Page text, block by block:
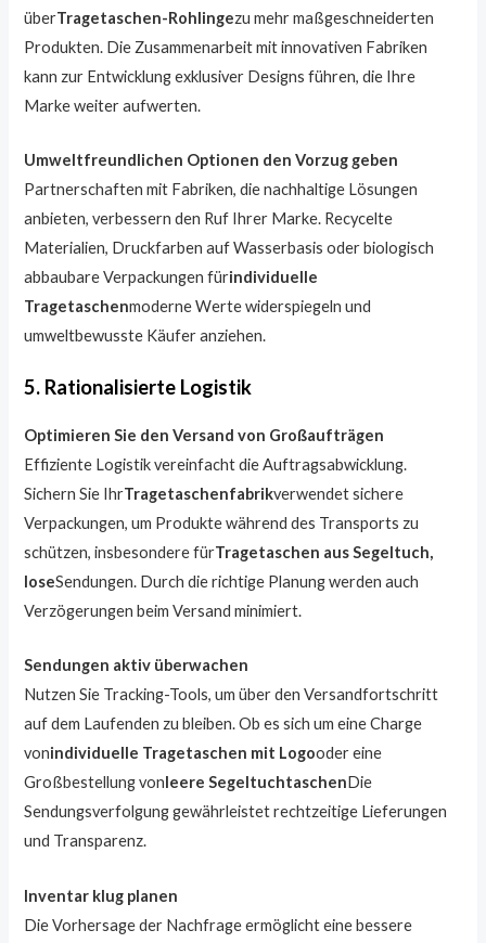
überTragetaschen-Rohlingezu mehr maßgeschneiderten
Produkten. Die Zusammenarbeit mit innovativen Fabriken
kann zur Entwicklung exklusiver Designs führen, die Ihre
Marke weiter aufwerten.
Umweltfreundlichen Optionen den Vorzug geben
Partnerschaften mit Fabriken, die nachhaltige Lösungen
anbieten, verbessern den Ruf Ihrer Marke. Recycelte
Materialien, Druckfarben auf Wasserbasis oder biologisch
abbaubare Verpackungen fürindividuelle
Tragetaschenmoderne Werte widerspiegeln und
umweltbewusste Käufer anziehen.
5. Rationalisierte Logistik
Optimieren Sie den Versand von Großaufträgen
Effiziente Logistik vereinfacht die Auftragsabwicklung.
Sichern Sie IhrTragetaschenfabrikverwendet sichere
Verpackungen, um Produkte während des Transports zu
schützen, insbesondere fürTragetaschen aus Segeltuch,
loseSendungen. Durch die richtige Planung werden auch
Verzögerungen beim Versand minimiert.
Sendungen aktiv überwachen
Nutzen Sie Tracking-Tools, um über den Versandfortschritt
auf dem Laufenden zu bleiben. Ob es sich um eine Charge
vonindividuelle Tragetaschen mit Logooder eine
Großbestellung vonleere SegeltuchtaschenDie
Sendungsverfolgung gewährleistet rechtzeitige Lieferungen
und Transparenz.
Inventar klug planen
Die Vorhersage der Nachfrage ermöglicht eine bessere